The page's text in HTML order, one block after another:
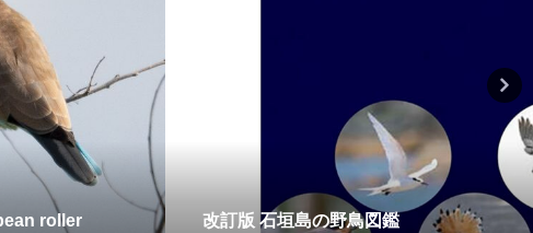
roller 改訂版 石垣島の野鳥図鑑